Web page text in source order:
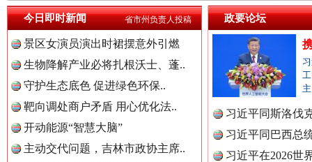
今日即时新闻
景区女演员演出时裙摆意外引燃
生物降解产业必将扎根沃士、蓬..
守护生态底色 促进绿色环保..
靶向调处商户矛盾 用心优化法..
开动能源“智慧大脑”
主动交代问题，吉林市政协主席..
省市州负责人投稿 政要论坛
习近平同斯洛伐
习近平同巴西总
习近平在2026世
世界屋脊 天路回响 永